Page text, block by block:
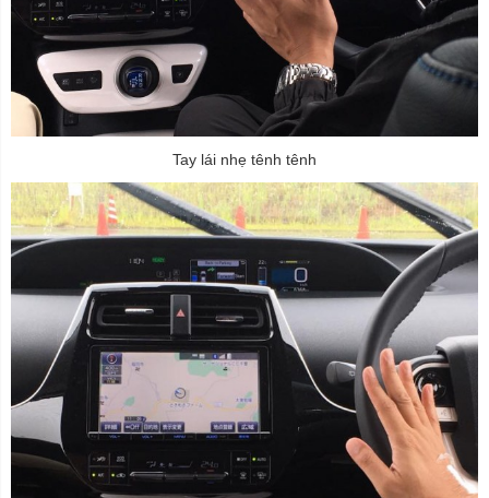
Tay lái nhẹ tênh tênh